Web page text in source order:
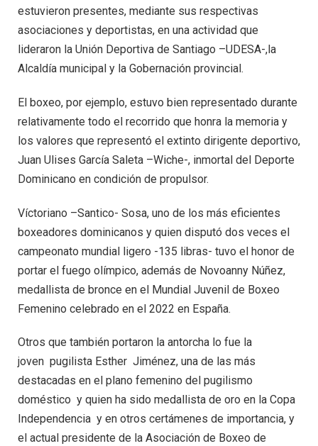
estuvieron presentes, mediante sus respectivas
asociaciones y deportistas, en una actividad que
lideraron la Unión Deportiva de Santiago –UDESA-,la
Alcaldía municipal y la Gobernación provincial.
El boxeo, por ejemplo, estuvo bien representado durante
relativamente todo el recorrido que honra la memoria y
los valores que representó el extinto dirigente deportivo,
Juan Ulises García Saleta –Wiche-, inmortal del Deporte
Dominicano en condición de propulsor.
Víctoriano –Santico- Sosa, uno de los más eficientes
boxeadores dominicanos y quien disputó dos veces el
campeonato mundial ligero -135 libras- tuvo el honor de
portar el fuego olímpico, además de Novoanny Núñez,
medallista de bronce en el Mundial Juvenil de Boxeo
Femenino celebrado en el 2022 en España.
Otros que también portaron la antorcha lo fue la
joven pugilista Esther Jiménez, una de las más
destacadas en el plano femenino del pugilismo
doméstico y quien ha sido medallista de oro en la Copa
Independencia y en otros certámenes de importancia, y
el actual presidente de la Asociación de Boxeo de